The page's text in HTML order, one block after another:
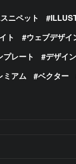
ニペット
ト ウェブデザイ
プレート デザイ
ミアム ベクター